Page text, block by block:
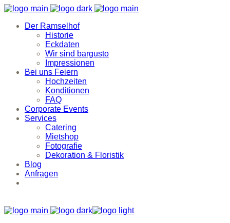
Der Ramselhof
Historie
Eckdaten
Wir sind bargusto
Impressionen
Bei uns Feiern
Hochzeiten
Konditionen
FAQ
Corporate Events
Services
Catering
Mietshop
Fotografie
Dekoration & Floristik
Blog
Anfragen